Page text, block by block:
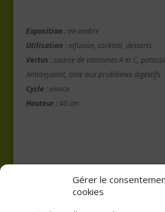
Gérer le
cookies
Exposition :mi-ombre
Utilisation :infusion, cocktail, desserts
Vertus :source de vitamines A et C,
Antioxydant, aide aux problèmes digestifs
Cycle :vivace
Hauteur :40 cm